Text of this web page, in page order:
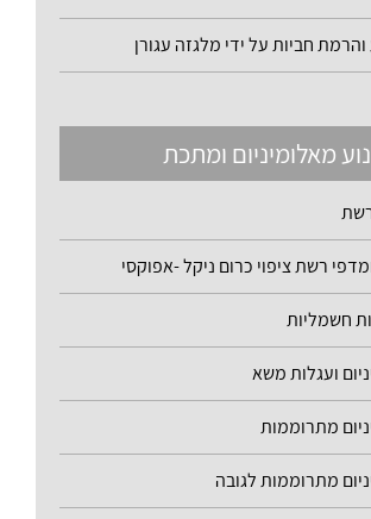
חביות על ידי מלגזה עגורן
מאלומיניום ומתכת
רשת ציפוי כרום ניקל -אפוקסי
חשמליות
ועגלות משא
מתרוממות
מתרוממות לגובה